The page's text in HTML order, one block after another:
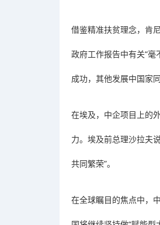
借鉴精准扶贫理念，肯
政府工作报告中有关“
成功，其他发展中国家
在埃及，中企项目上的
力。埃及前总理沙拉夫
共同繁荣”。
在全球瞩目的焦点中，